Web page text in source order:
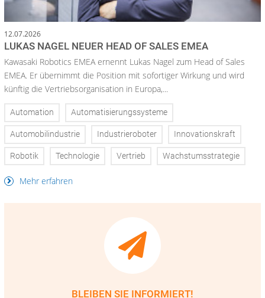
12.07.2026
LUKAS NAGEL NEUER HEAD OF SALES EMEA
Kawasaki Robotics EMEA ernennt Lukas Nagel zum Head of Sales
EMEA. Er übernimmt die Position mit sofortiger Wirkung und wird
künftig die Vertriebsorganisation in Europa,...
Automation Automatisierungssysteme
Automobilindustrie Industrieroboter Innovationskraft
Robotik Technologie Vertrieb Wachstumsstrategie
Mehr erfahren
BLEIBEN SIE INFORMIERT!